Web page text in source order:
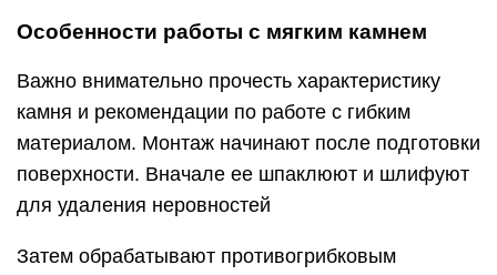
Особенности работы с мягким камнем
Важно внимательно прочесть характеристику
камня и рекомендации по работе с гибким
материалом. Монтаж начинают после подготовки
поверхности. Вначале ее шпаклюют и шлифуют
для удаления неровностей
Затем обрабатывают противогрибковым